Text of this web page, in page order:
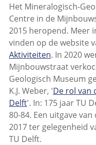
Het Mineralogisch-
Centre in de
2015 heropend. Meer
vinden op de website
Aktiviteiten. In 2020
Mijnbouwstraat
Geologisch Museum
K.J. Weber, 'De rol van
Delft'. In: 175 jaar TU
80-84. Een uitgave
2017 ter gelegenheid
TU Delft.